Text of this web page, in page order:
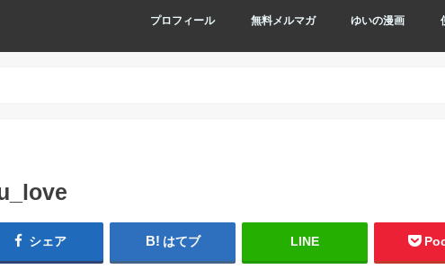
プロフィール 無料メルマガ ゆいの漫画
シェア はてブ LINE